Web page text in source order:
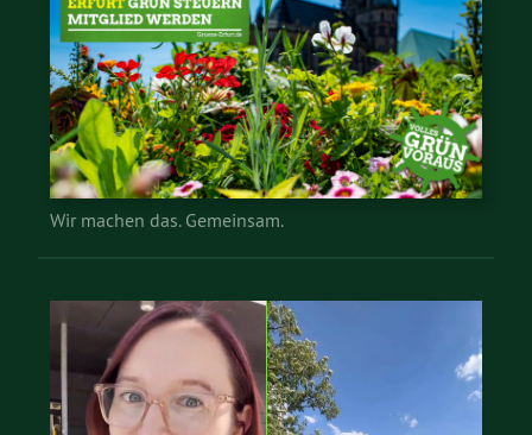
Wir machen das. Gemeinsam.